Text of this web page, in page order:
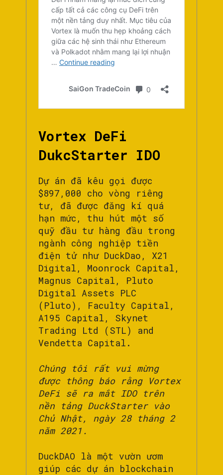
Vortex DeFi
DukcStarter IDO
Dự án đã kêu gọi được
$897,000 cho vòng riêng
tư, đã được đăng kí quá
hạn mức, thu hút một số
quỹ đầu tư hàng đầu trong
ngành công nghiệp tiền
điện tử như DuckDao, X21
Digital, Moonrock Capital,
Magnus Capital, Pluto
Digital Assets PLC
(Pluto), Faculty Capital,
A195 Capital, Skynet
Trading Ltd (STL) and
Vendetta Capital.
Chúng tôi rất vui mừng
được thông báo rằng Vortex
DeFi sẽ ra mắt IDO trên
nền tảng DuckStarter vào
Chủ Nhật, ngày 28 tháng 2
năm 2021.
DuckDAO là một vườn ươm
giúp các dự án blockchain